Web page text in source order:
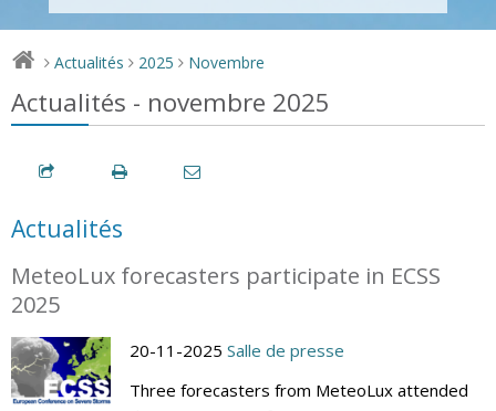
> Actualités > 2025 > Novembre
Actualités - novembre 2025
Actualités
MeteoLux forecasters participate in ECSS
2025
20-11-2025 Salle de presse
Three forecasters from MeteoLux attended